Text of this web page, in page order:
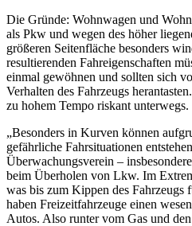
Die Gründe: Wohnwagen und
als Pkw und wegen des höher
größeren Seitenfläche besonders
resultierenden Fahreigenschaften
einmal gewöhnen und sollten sich
Verhalten des Fahrzeugs
zu hohem Tempo riskant unterwegs.
„Besonders in Kurven können
gefährliche Fahrsituationen
Überwachungsverein –
beim Überholen von Lkw. Im
was bis zum Kippen des Fahrzeugs
haben Freizeitfahrzeuge einen
Autos. Also runter vom Gas und